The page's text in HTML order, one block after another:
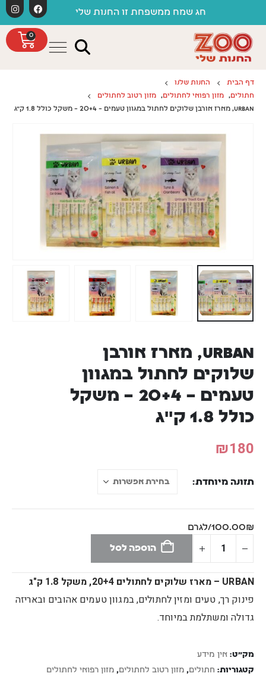
חג שמח ממשפחת זו החנות שלי
0
דף הבית
החנות שלנו
חתולים, מזון רפואי לחתולים,
מזון רטוב לחתולים
URBAN, מארז אורבן שלוקים לחתול במגוון טעמים – 20+4 – משקל כולל 1.8 ק"ג
URBAN, מארז אורבן
שלוקים לחתול במגוון
טעמים – 20+4 – משקל
כולל 1.8 ק"ג
₪180
תזונה מיוחדת
100.00₪/לגרם
הוספה לסל
URBAN – מארז שלוקים לחתולים 20+4, משקל 1.8 ק"ג
פינוק רך, טעים ומזין לחתולים, במגוון טעמים אהובים ובאריזה
גדולה ומשתלמת במיוחד.
מק"ט: אין מידע
קטגוריות: חתולים, מזון רטוב לחתולים, מזון רפואי לחתולים